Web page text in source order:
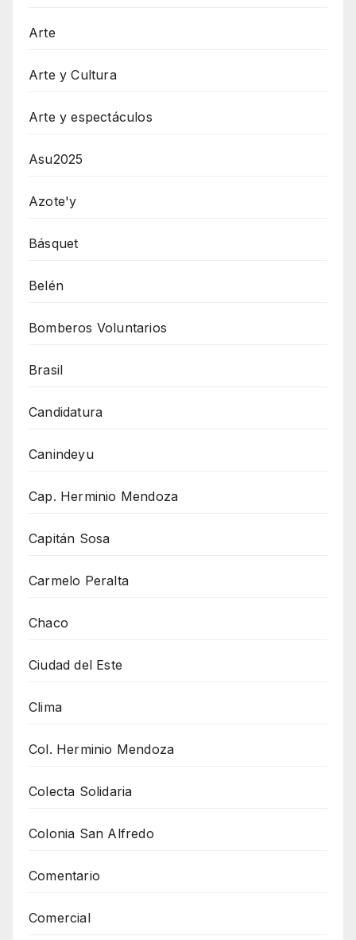
Arte
Arte y Cultura
Arte y espectáculos
Asu2025
Azote'y
Básquet
Belén
Bomberos Voluntarios
Brasil
Candidatura
Canindeyu
Cap. Herminio Mendoza
Capitán Sosa
Carmelo Peralta
Chaco
Ciudad del Este
Clima
Col. Herminio Mendoza
Colecta Solidaria
Colonia San Alfredo
Comentario
Comercial